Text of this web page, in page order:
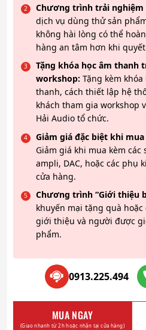
Chương trình trải
dịch vụ dùng thử sản
không hài lòng có thể
hàng an tâm hơn khi
Tặng khóa học âm thanh
workshop: Tặng kèm
thanh, cách thiết lập hệ
khách tham gia workshop
Hải Audio tổ chức.
Giảm giá đặc biệt khi
Giảm giá khi mua kèm các
ampli, DAC, hoặc các phụ
cửa hàng.
Chương trình “Giới thiệu
khuyến mại tặng quà
giới thiệu và người được
phẩm.
0913.225.494
MUA NGAY
(Giao nhanh từ 2h hoặc nhận tại cửa hàng)